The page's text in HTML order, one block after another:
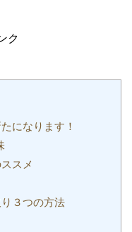
ク
になります！
スメ
３つの方法